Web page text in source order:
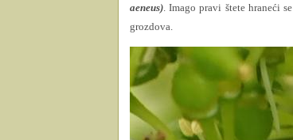
aeneus) . Imago pravi štete hraneći
grozdova.